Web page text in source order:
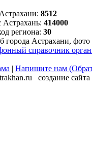
8512
414000
региона: 30
справочник
| Напишите нам
создание